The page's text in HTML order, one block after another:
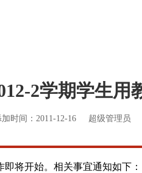
2学期学生
加时间：2011-12-16 超级管理员
将开始。相关事宜通知如下：